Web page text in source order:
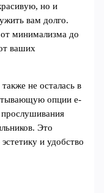
но и
вам долго.
минимализма до
ваших
не осталась в
опции е-
Это
и удобство